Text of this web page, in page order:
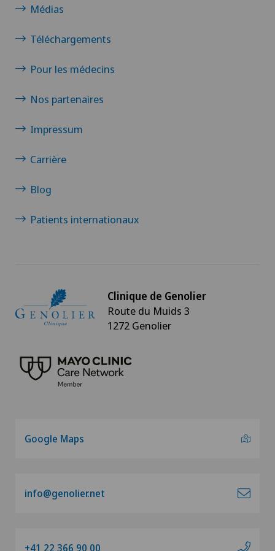
Médias
Téléchargements
Pour les médecins
Nos partenaires
Impressum
Carrière
Blog
Patients internationaux
Clinique de Genolier
Route du Muids 3
1272 Genolier
Google Maps
info@genolier.net
+41 22 366 90 00